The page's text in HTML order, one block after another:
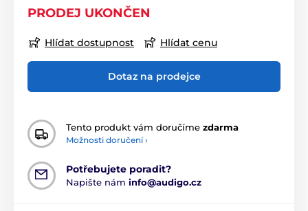
PRODEJ UKONČEN
Hlídat dostupnost Hlídat cenu
Dotaz na prodejce
Tento produkt vám doručíme zdarma
Možnosti doručení ›
Potřebujete poradit?
Napište nám info@audigo.cz